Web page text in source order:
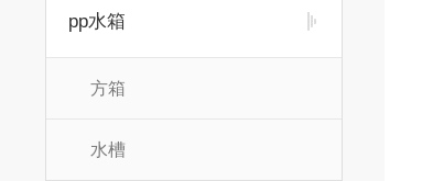
pp水箱
方箱
水槽